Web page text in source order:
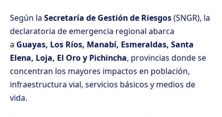
Según la Secretaría de Gestión de Riesgos(SNGR), la
declaratoria de emergencia regional abarca
a Guayas, Los Ríos, Manabí, Esmeraldas, Santa
Elena, Loja, El Oro y Pichincha, provincias donde se
concentran los mayores impactos en población,
infraestructura vial, servicios básicos y medios de
vida.